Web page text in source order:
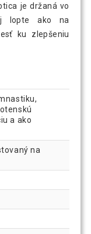
je držaná vo
lopte ako na
ku zlepšeniu
a ako
na